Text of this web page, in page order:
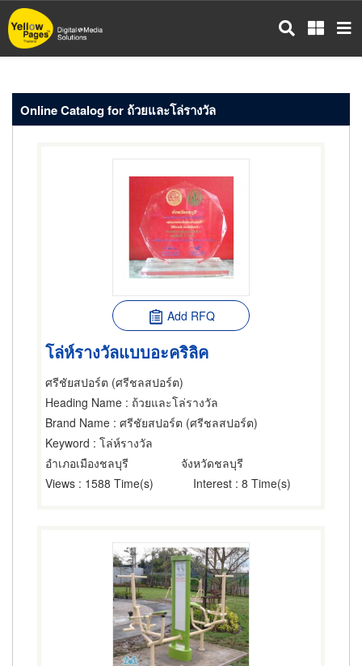
Skip
to
main
Online Catalog for ถ้วยและโล่รางวัล
Add RFQ
โล่ห์รางวัลแบบอะคริลิค
ศรีชัยสปอร์ต (ศรีชลสปอร์ต)
Heading Name : ถ้วยและโล่รางวัล
Brand Name : ศรีชัยสปอร์ต (ศรีชลสปอร์ต)
Keyword : โล่ห์รางวัล
อำเภอเมืองชลบุรี
จังหวัดชลบุรี
Views : 1588 Time(s) Interest : 8 Time(s)